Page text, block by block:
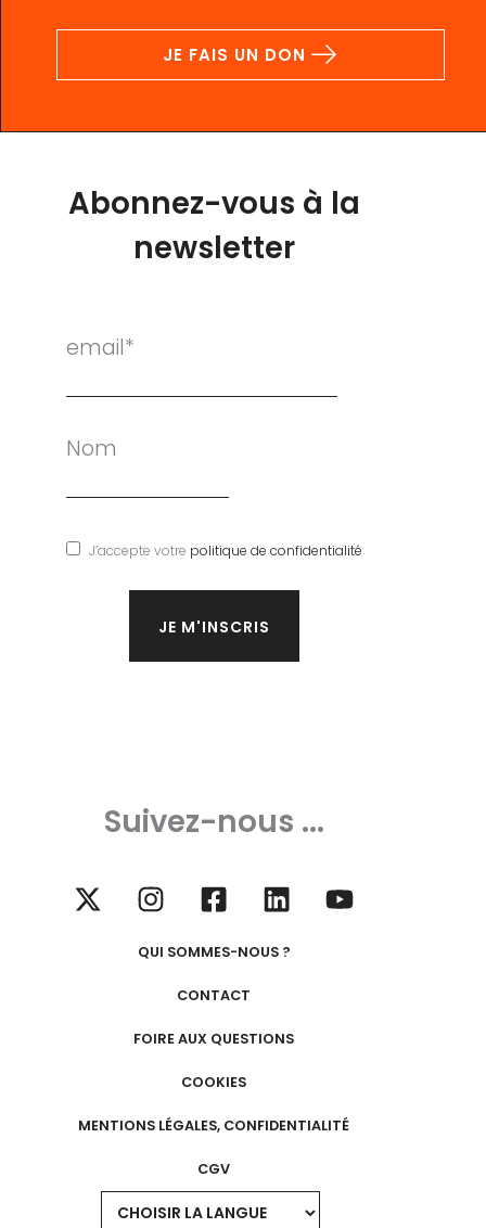
JE FAIS UN DON
Abonnez-vous à la
newsletter
email*
Nom
J’accepte votre politique de confidentialité
Suivez-nous ...
QUI SOMMES-NOUS ?
CONTACT
FOIRE AUX QUESTIONS
COOKIES
MENTIONS LÉGALES, CONFIDENTIALITÉ
CGV